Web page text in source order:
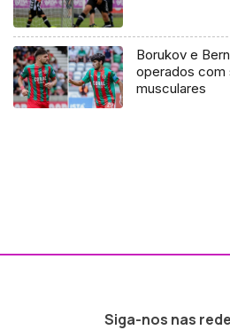
Borukov e
operados com
musculares
Siga-nos nas